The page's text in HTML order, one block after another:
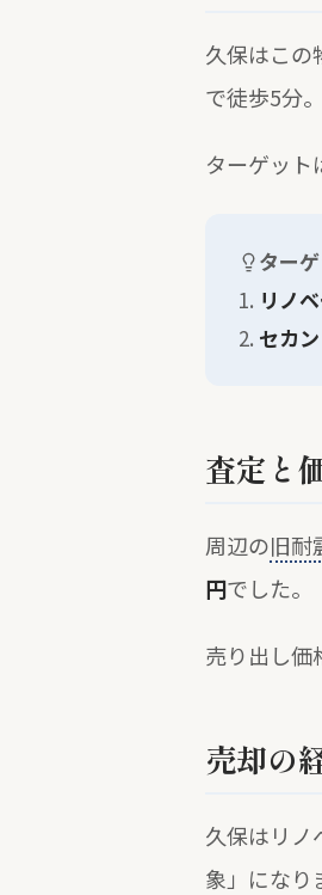
久保はこの
で徒歩5分
ターゲット
ター
1. リノ
2. セカ
査定と
周辺の旧耐
円でした。
売り出し価
売却の
久保はリノ
象」になり